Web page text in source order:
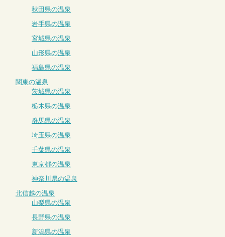
秋田県の温泉
岩手県の温泉
宮城県の温泉
山形県の温泉
福島県の温泉
関東の温泉
茨城県の温泉
栃木県の温泉
群馬県の温泉
埼玉県の温泉
千葉県の温泉
東京都の温泉
神奈川県の温泉
北信越の温泉
山梨県の温泉
長野県の温泉
新潟県の温泉